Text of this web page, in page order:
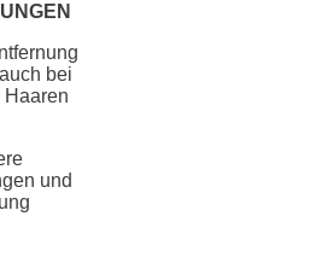
bei
Haaren
und